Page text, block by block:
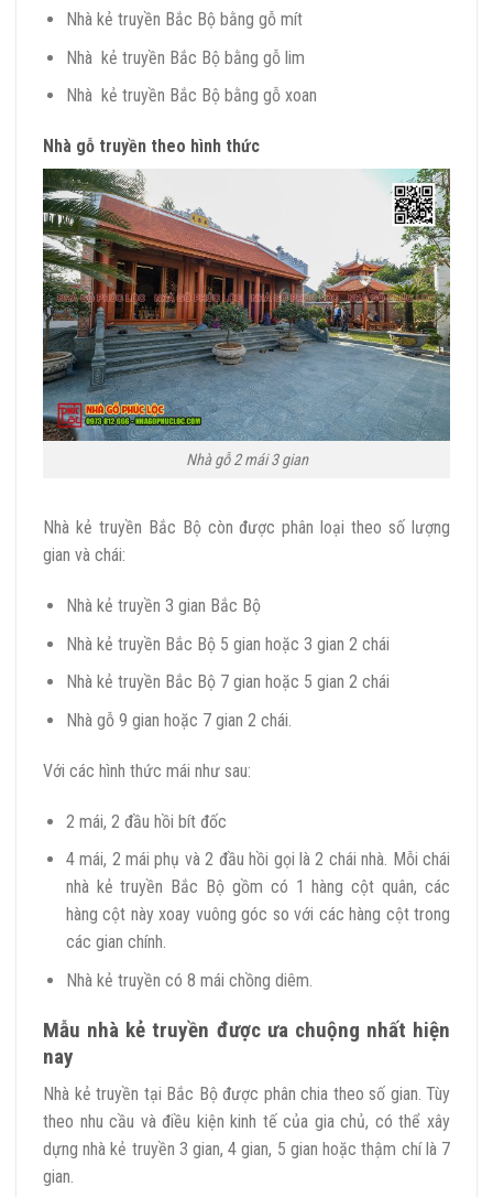
Nhà kẻ truyền Bắc Bộ bằng gỗ mít
Nhà kẻ truyền Bắc Bộ bằng gỗ lim
Nhà kẻ truyền Bắc Bộ bằng gỗ xoan
Nhà gỗ truyền theo hình thức
Nhà gỗ 2 mái 3 gian
Nhà kẻ truyền Bắc Bộ còn được phân loại theo số lượng
gian và chái:
Nhà kẻ truyền 3 gian Bắc Bộ
Nhà kẻ truyền Bắc Bộ 5 gian hoặc 3 gian 2 chái
Nhà kẻ truyền Bắc Bộ 7 gian hoặc 5 gian 2 chái
Nhà gỗ 9 gian hoặc 7 gian 2 chái.
Với các hình thức mái như sau:
2 mái, 2 đầu hồi bít đốc
4 mái, 2 mái phụ và 2 đầu hồi gọi là 2 chái nhà. Mỗi chái
nhà kẻ truyền Bắc Bộ gồm có 1 hàng cột quân, các
hàng cột này xoay vuông góc so với các hàng cột trong
các gian chính.
Nhà kẻ truyền có 8 mái chồng diêm.
Mẫu nhà kẻ truyền được ưa chuộng nhất hiện
nay
Nhà kẻ truyền tại Bắc Bộ được phân chia theo số gian. Tùy
theo nhu cầu và điều kiện kinh tế của gia chủ, có thể xây
dựng nhà kẻ truyền 3 gian, 4 gian, 5 gian hoặc thậm chí là 7
gian.